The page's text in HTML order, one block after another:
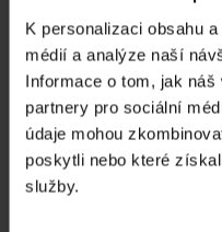
K personalizaci obsahu
médií a analýze naší
Informace o tom, jak
partnery pro sociální
údaje mohou
poskytli nebo které
služby.